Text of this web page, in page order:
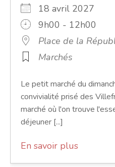
18 avril 2027
9h00 - 12h00
Place de la
Marchés
Le petit marché du
convivialité prisé des
marché où l'on trouve
déjeuner [...]
En savoir plus